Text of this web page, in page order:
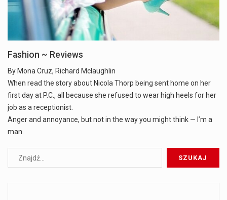
Fashion ~ Reviews
By Mona Cruz, Richard Mclaughlin
When read the story about Nicola Thorp being sent home on her
first day at P.C., all because she refused to wear high heels for her
job as a receptionist.
Anger and annoyance, but not in the way you might think — I’m a
man.